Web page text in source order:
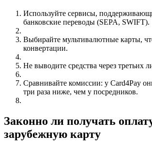
Используйте сервисы,
банковские переводы (SEPA, SWIFT).
Выбирайте мультивалютные карты,
конвертации.
Не выводите средства через третьих
Сравнивайте комиссии: у Card4Pay
три раза ниже, чем у посредников.
Законно ли получать
зарубежную карту